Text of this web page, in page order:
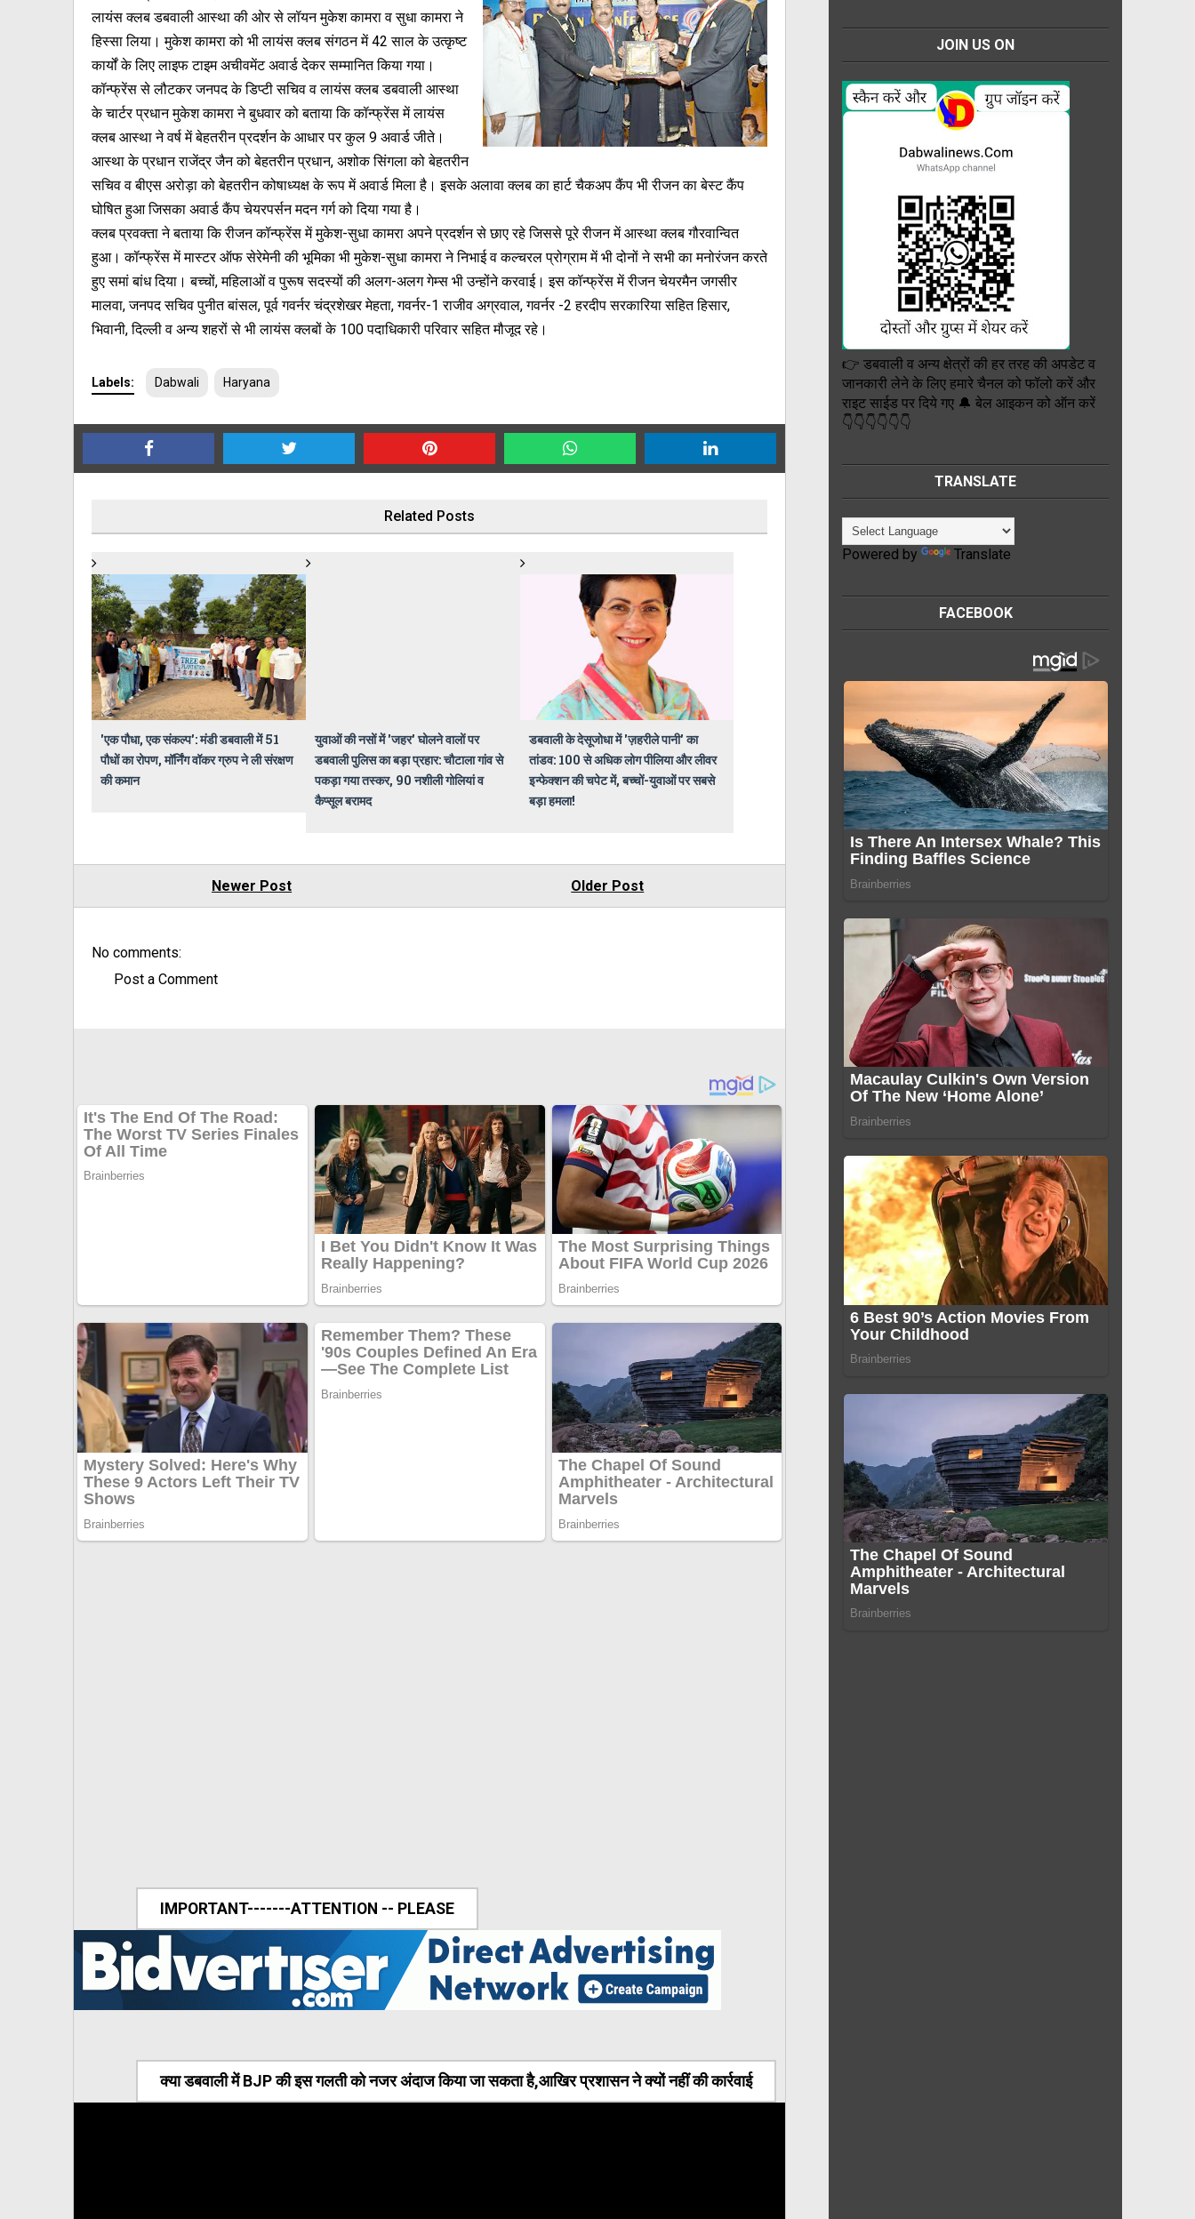
लायंस क्लब डबवाली आस्था की ओर से लॉयन मुकेश कामरा व सुधा कामरा ने
हिस्सा लिया। मुकेश कामरा को भी लायंस क्लब संगठन में 42 साल के उत्कृष्ट
कार्यों के लिए लाइफ टाइम अचीवमेंट अवार्ड देकर सम्मानित किया गया।
कॉन्फ्रेंस से लौटकर जनपद के डिप्टी सचिव व लायंस क्लब डबवाली आस्था
के चार्टर प्रधान मुकेश कामरा ने बुधवार को बताया कि कॉन्फ्रेंस में लायंस
क्लब आस्था ने वर्ष में बेहतरीन प्रदर्शन के आधार पर कुल 9 अवार्ड जीते।
आस्था के प्रधान राजेंद्र जैन को बेहतरीन प्रधान, अशोक सिंगला को बेहतरीन
सचिव व बीएस अरोड़ा को बेहतरीन कोषाध्यक्ष के रूप में अवार्ड मिला है। इसके अलावा क्लब का हार्ट चैकअप कैंप भी रीजन का बेस्ट कैंप
घोषित हुआ जिसका अवार्ड कैंप चेयरपर्सन मदन गर्ग को दिया गया है।
क्लब प्रवक्ता ने बताया कि रीजन कॉन्फ्रेंस में मुकेश-सुधा कामरा अपने प्रदर्शन से छाए रहे जिससे पूरे रीजन में आस्था क्लब गौरवान्वित
हुआ। कॉन्फ्रेंस में मास्टर ऑफ सेरेमेनी की भूमिका भी मुकेश-सुधा कामरा ने निभाई व कल्चरल प्रोग्राम में भी दोनों ने सभी का मनोरंजन करते
हुए समां बांध दिया। बच्चों, महिलाओं व पुरूष सदस्यों की अलग-अलग गेम्स भी उन्होंने करवाई। इस कॉन्फ्रेंस में रीजन चेयरमैन जगसीर
मालवा, जनपद सचिव पुनीत बांसल, पूर्व गवर्नर चंद्रशेखर मेहता, गवर्नर-1 राजीव अग्रवाल, गवर्नर -2 हरदीप सरकारिया सहित हिसार,
भिवानी, दिल्ली व अन्य शहरों से भी लायंस क्लबों के 100 पदाधिकारी परिवार सहित मौजूद रहे।
Labels: Dabwali Haryana
Related Posts
​'एक पौधा, एक संकल्प': मंडी डबवाली में 51
पौधों का रोपण, मॉर्निंग वॉकर ग्रुप ने ली संरक्षण
की कमान
युवाओं की नसों में 'जहर' घोलने वालों पर
डबवाली पुलिस का बड़ा प्रहार: चौटाला गांव से
पकड़ा गया तस्कर, 90 नशीली गोलियां व
कैप्सूल बरामद
डबवाली के देसूजोधा में 'ज़हरीले पानी' का
तांडव: 100 से अधिक लोग पीलिया और लीवर
इन्फेक्शन की चपेट में, बच्चों-युवाओं पर सबसे
बड़ा हमला!
Newer Post Older Post
No comments:
Post a Comment
IMPORTANT-------ATTENTION -- PLEASE
क्या डबवाली में BJP की इस गलती को नजर अंदाज किया जा सकता है,आखिर प्रशासन ने क्यों नहीं की कार्रवाई
JOIN US ON
👉 डबवाली व अन्य क्षेत्रों की हर तरह की अपडेट व
जानकारी लेने के लिए हमारे चैनल को फॉलो करें और
राइट साईड पर दिये गए 🔔 बेल आइकन को ऑन करें
👇👇👇👇👇👇
TRANSLATE
Powered by Translate
FACEBOOK